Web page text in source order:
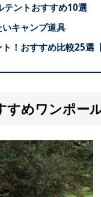
テントおすすめ10選
キャンプ道具
！おすすめ比較25選
すめワンポー